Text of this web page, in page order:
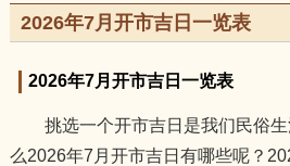
吉日: 安葬
祭祀
结婚
订婚
破土
2026年7月开市吉日一览表
2026年7月开市吉日一览表
挑选一个开市吉日是我们民俗生
么2026年7月开市吉日有哪些呢？